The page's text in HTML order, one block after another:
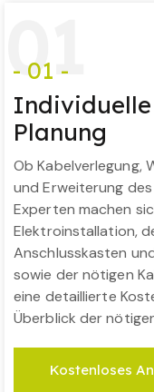
01
- 01 -
Planung
Ob Kabelverlegung,
und Erweiterung
Experten machen
Elektroinstallation,
Anschlusskasten
sowie der nötigen
eine detaillierte
Überblick der
Kostenloses